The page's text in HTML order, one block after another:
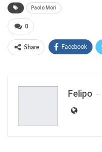
Paolo Mori
0
Share Facebook
Felipo